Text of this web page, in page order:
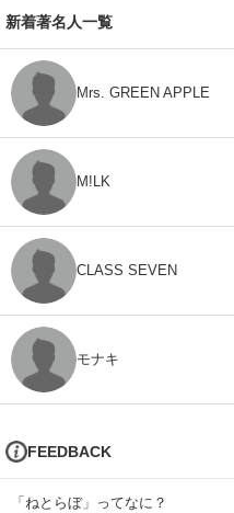
新着著名人一覧
Mrs. GREEN APPLE
M!LK
CLASS SEVEN
モナキ
FEEDBACK
「ねとらぼ」ってなに？